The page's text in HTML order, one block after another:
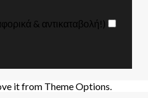
& αντικαταβολή!)
it from Theme Options.